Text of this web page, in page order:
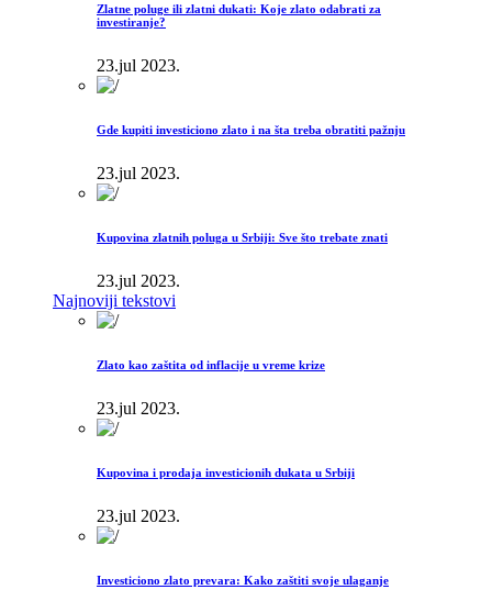
Zlatne poluge ili zlatni dukati: Koje zlato odabrati za
investiranje?
23.jul 2023.
Gde kupiti investiciono zlato i na šta treba obratiti pažnju
23.jul 2023.
Kupovina zlatnih poluga u Srbiji: Sve što trebate znati
23.jul 2023.
Najnoviji tekstovi
Zlato kao zaštita od inflacije u vreme krize
23.jul 2023.
Kupovina i prodaja investicionih dukata u Srbiji
23.jul 2023.
Investiciono zlato prevara: Kako zaštiti svoje ulaganje